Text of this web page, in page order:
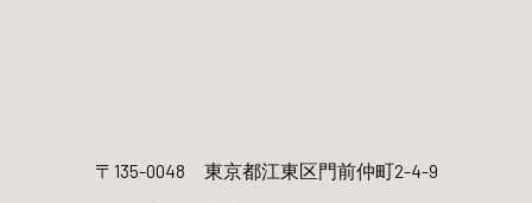
〒135-0048 東京都江東区門前仲町2-4-9